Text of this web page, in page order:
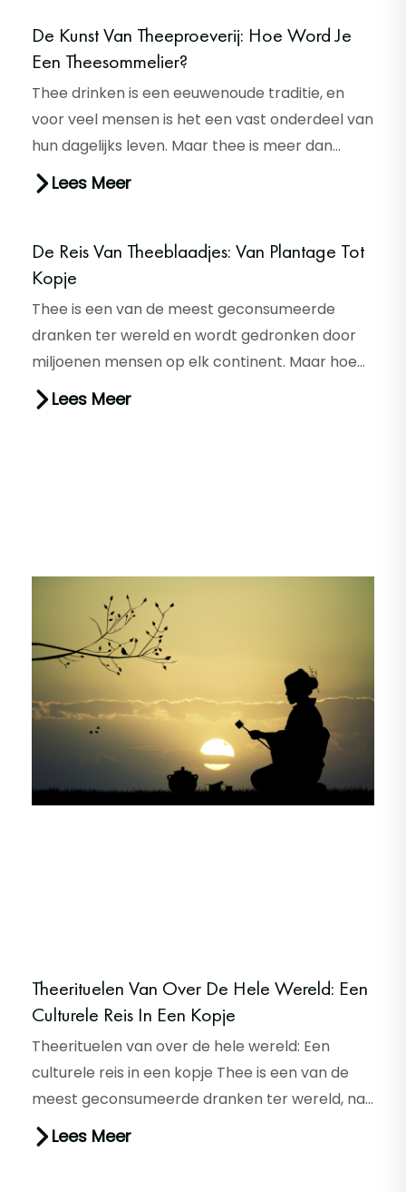
De Kunst Van Theeproeverij: Hoe Word Je
Een Theesommelier?
Thee drinken is een eeuwenoude traditie, en
voor veel mensen is het een vast onderdeel van
hun dagelijks leven. Maar thee is meer dan
alleen een warme drank: he...
Lees Meer
De Reis Van Theeblaadjes: Van Plantage Tot
Kopje
Thee is een van de meest geconsumeerde
dranken ter wereld en wordt gedronken door
miljoenen mensen op elk continent. Maar hoe
komen die delicate, aromatische bl...
Lees Meer
Theerituelen Van Over De Hele Wereld: Een
Culturele Reis In Een Kopje
Theerituelen van over de hele wereld: Een
culturele reis in een kopje Thee is een van de
meest geconsumeerde dranken ter wereld, na
water. Het is een eenvoud...
Lees Meer